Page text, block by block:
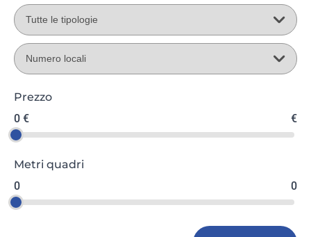
Prezzo
0 €
€
Metri quadri
0
0